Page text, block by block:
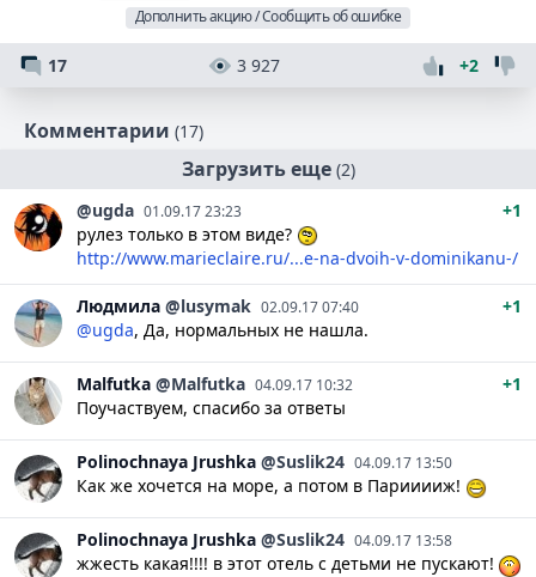
Дополнить акцию / Сообщить об ошибке
17 3 927 +2
Комментарии (17)
Загрузить еще (2)
@ugda 01.09.17 23:23
+1
рулез только в этом виде?
http://www.marieclaire.ru/...e-na-dvoih-v-dominikanu-/
Людмила @lusymak 02.09.17 07:40
+1
@ugda, Да, нормальных не нашла.
Malfutka @Malfutka 04.09.17 10:32
+1
Поучаствуем, спасибо за ответы
Polinochnaya Jrushka @Suslik24 04.09.17 13:50
Как же хочется на море, а потом в Парииииж!
Polinochnaya Jrushka @Suslik24 04.09.17 13:58
жжесть какая!!!! в этот отель с детьми не пускают!